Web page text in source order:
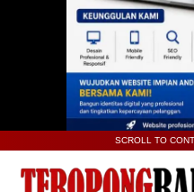
SCROLL TO